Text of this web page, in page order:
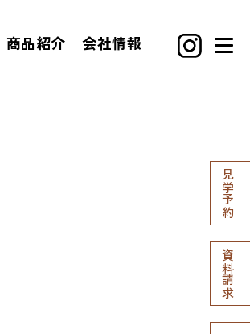
商品紹介 会社情報
見学予約
資料請求